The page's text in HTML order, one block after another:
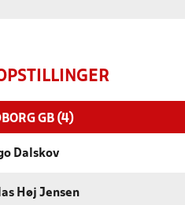
GB (4)
Dalskov
Høj Jensen